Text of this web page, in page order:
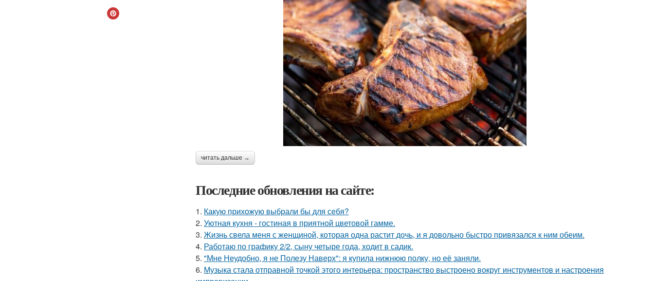
читать дальше →
Последние обновления на сайте:
1. Какую прихожую выбрали бы для себя?
2. Уютная кухня - гостиная в приятной цветовой гамме.
3. Жизнь свела меня с женщиной, которая одна растит дочь, и я довольно быстро привязался к ним обеим.
4. Работаю по графику 2/2, сыну четыре года, ходит в садик.
5. "Мне Неудобно, я не Полезу Наверх": я купила нижнюю полку, но её заняли.
6. Музыка стала отправной точкой этого интерьера: пространство выстроено вокруг инструментов и настроения